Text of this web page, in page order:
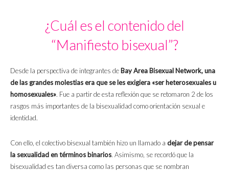
¿Cuál es el contenido del
“Manifiesto bisexual”?
Desde la perspectiva de integrantes de Bay Area Bisexual Network, una
de las grandes molestias era que se les exigiera «ser heterosexuales u
homosexuales». Fue a partir de esta reflexión que se retomaron 2 de los
rasgos más importantes de la bisexualidad como orientación sexual e
identidad.
Con ello, el colectivo bisexual también hizo un llamado a dejar de pensar
la sexualidad en términos binarios. Asimismo, se recordó que la
bisexualidad es tan diversa como las personas que se nombran